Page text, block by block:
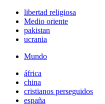
libertad religiosa
Medio oriente
pakistan
ucrania
Mundo
áfrica
china
cristianos perseguidos
españa